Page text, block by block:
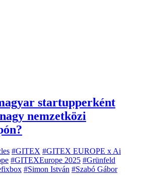
startupperként
nemzetközi
#GITEX #GITEX EUROPE x Ai
#GITEXEurope 2025 #Grünfeld
#Simon István #Szabó Gábor